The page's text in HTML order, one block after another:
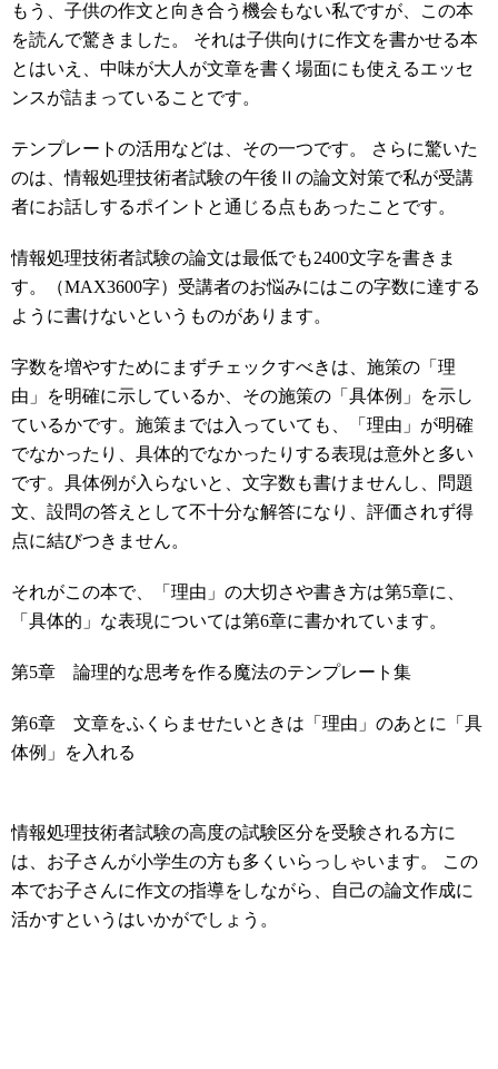
もう、子供の作文と向き合う機会もない私ですが、この本
を読んで驚きました。 それは子供向けに作文を書かせる本
とはいえ、中味が大人が文章を書く場面にも使えるエッセ
ンスが詰まっていることです。
テンプレートの活用などは、その一つです。 さらに驚いた
のは、情報処理技術者試験の午後Ⅱの論文対策で私が受講
者にお話しするポイントと通じる点もあったことです。
情報処理技術者試験の論文は最低でも2400文字を書きま
す。（MAX3600字）受講者のお悩みにはこの字数に達する
ように書けないというものがあります。
字数を増やすためにまずチェックすべきは、施策の「理
由」を明確に示しているか、その施策の「具体例」を示し
ているかです。施策までは入っていても、「理由」が明確
でなかったり、具体的でなかったりする表現は意外と多い
です。具体例が入らないと、文字数も書けませんし、問題
文、設問の答えとして不十分な解答になり、評価されず得
点に結びつきません。
それがこの本で、「理由」の大切さや書き方は第5章に、
「具体的」な表現については第6章に書かれています。
第5章 論理的な思考を作る魔法のテンプレート集
第6章 文章をふくらませたいときは「理由」のあとに「具
体例」を入れる
情報処理技術者試験の高度の試験区分を受験される方に
は、お子さんが小学生の方も多くいらっしゃいます。 この
本でお子さんに作文の指導をしながら、自己の論文作成に
活かすというはいかがでしょう。